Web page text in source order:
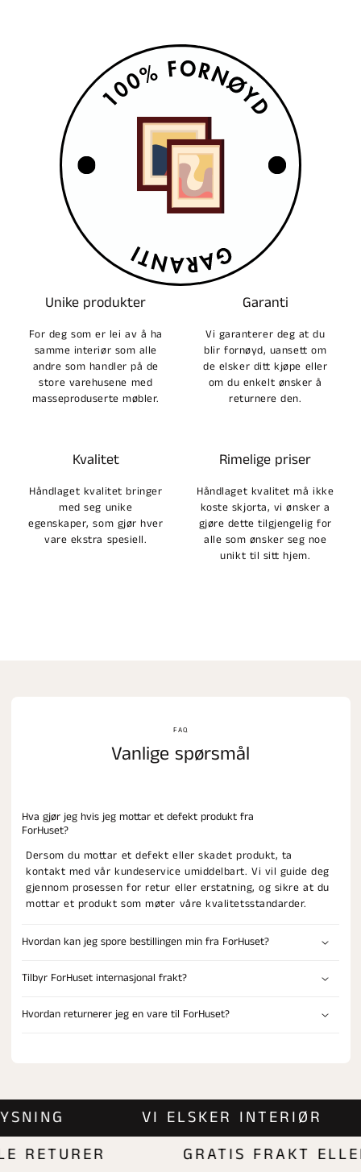
Unike produkter
For deg som er lei av å ha
samme interiør som alle
andre som handler på de
store varehusene med
masseproduserte møbler.
Garanti
Vi garanterer deg at du
blir fornøyd, uansett om
de elsker ditt kjøpe eller
om du enkelt ønsker å
returnere den.
Kvalitet
Håndlaget kvalitet bringer
med seg unike
egenskaper, som gjør hver
vare ekstra spesiell.
Rimelige priser
Håndlaget kvalitet må ikke
koste skjorta, vi ønsker a
gjøre dette tilgjengelig for
alle som ønsker seg noe
unikt til sitt hjem.
FAQ
Vanlige spørsmål
Hva gjør jeg hvis jeg mottar et defekt produkt fra
ForHuset?
Dersom du mottar et defekt eller skadet produkt, ta
kontakt med vår kundeservice umiddelbart. Vi vil guide deg
gjennom prosessen for retur eller erstatning, og sikre at du
mottar et produkt som møter våre kvalitetsstandarder.
Hvordan kan jeg spore bestillingen min fra ForHuset?
Tilbyr ForHuset internasjonal frakt?
Hvordan returnerer jeg en vare til ForHuset?
VI ELSKER INTERIØR
GRATIS FRAKT